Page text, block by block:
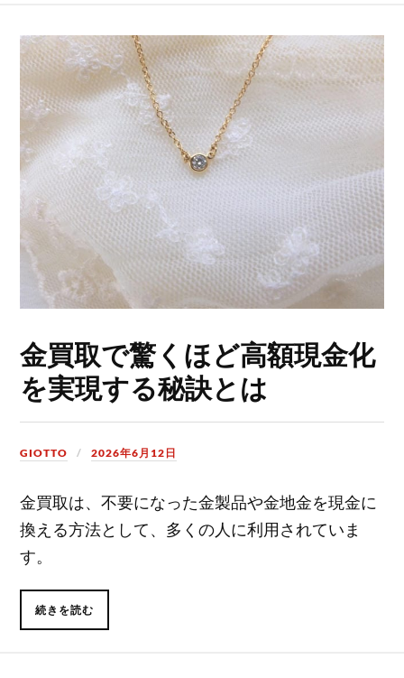
金買取で驚くほど高額現金化
を実現する秘訣とは
GIOTTO 2026年6月12日
金買取は、不要になった金製品や金地金を現金に
換える方法として、多くの人に利用されていま
す。
続きを読む